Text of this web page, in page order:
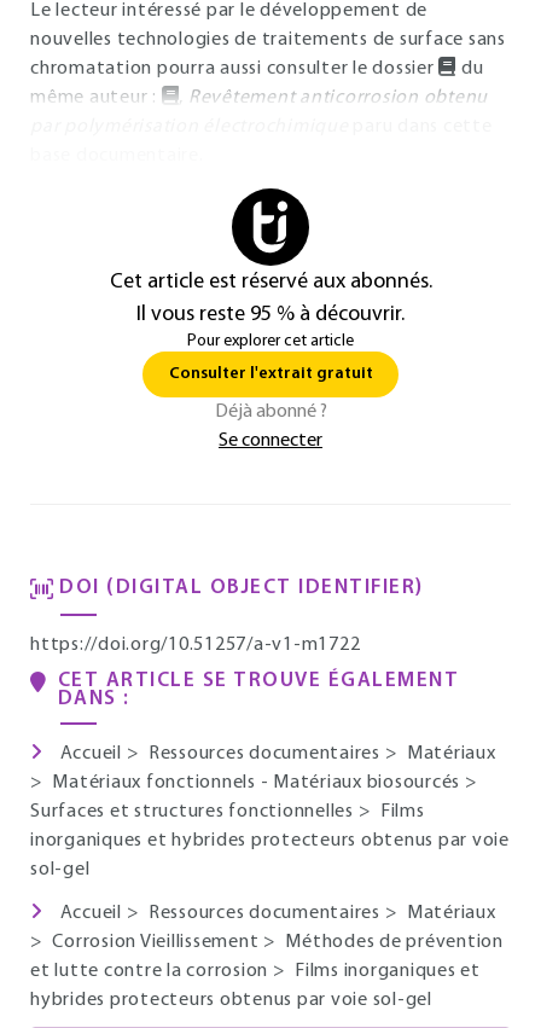
Le lecteur intéressé par le développement de
nouvelles technologies de traitements de surface sans
chromatation pourra aussi consulter le dossier
du
même auteur :
, Revêtement anticorrosion obtenu
Cet article est réservé aux abonnés.
Il vous reste 95 % à découvrir.
Pour explorer cet article
Consulter l'extrait gratuit
Déjà abonné ?
Se connecter
DOI (DIGITAL OBJECT IDENTIFIER)
https://doi.org/10.51257/a-v1-m1722
CET ARTICLE SE TROUVE ÉGALEMENT
DANS :
Accueil > Ressources documentaires >
Matériaux
>
Matériaux fonctionnels - Matériaux biosourcés >
Surfaces et structures fonctionnelles >
Films
inorganiques et hybrides protecteurs obtenus par voie
sol-gel
Accueil > Ressources documentaires >
Matériaux
>Corrosion Vieillissement >
Méthodes de prévention
et lutte contre la corrosion >
Films inorganiques et
hybrides protecteurs obtenus par voie sol-gel